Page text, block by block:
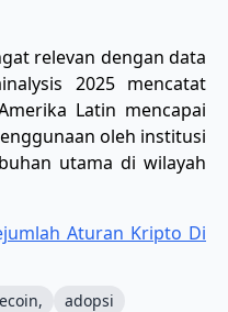
relevan dengan data
2025 mencatat
Latin mencapai
oleh institusi
utama di wilayah
Aturan Kripto Di
adopsi